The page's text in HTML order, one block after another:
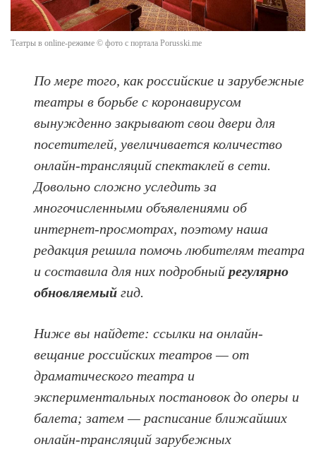
Театры в online-режиме © фото с портала Porusski.me
По мере того, как российские и зарубежные
театры в борьбе с коронавирусом
вынужденно закрывают свои двери для
посетителей, увеличивается количество
онлайн-трансляций спектаклей в сети.
Довольно сложно уследить за
многочисленными объявлениями об
интернет-просмотрах, поэтому наша
редакция решила помочь любителям театра
и составила для них подробныйрегулярно
обновляемый гид.
Ниже вы найдете: ссылки на онлайн-
вещание российских театров — от
драматического театра и
экспериментальных постановок до оперы и
балета; затем — расписание ближайших
онлайн-трансляций зарубежных